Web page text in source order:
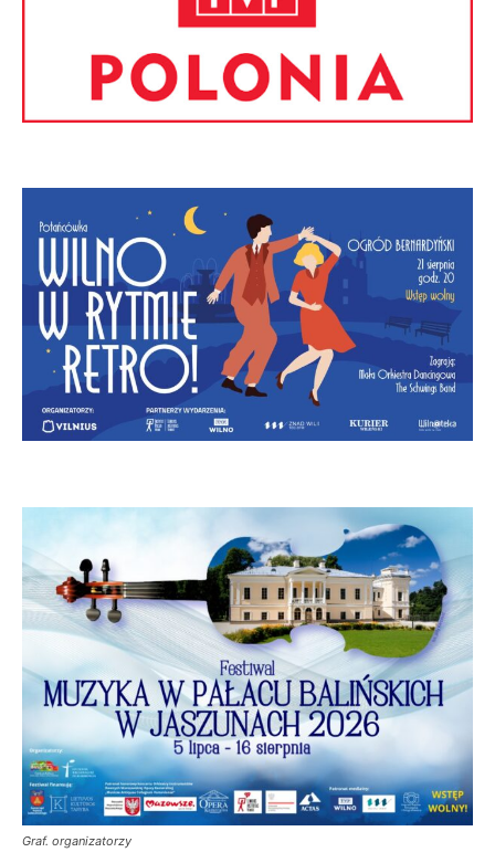
Graf. organizatorzy